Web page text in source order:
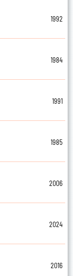
1992
1984
1991
1985
2006
2024
2016